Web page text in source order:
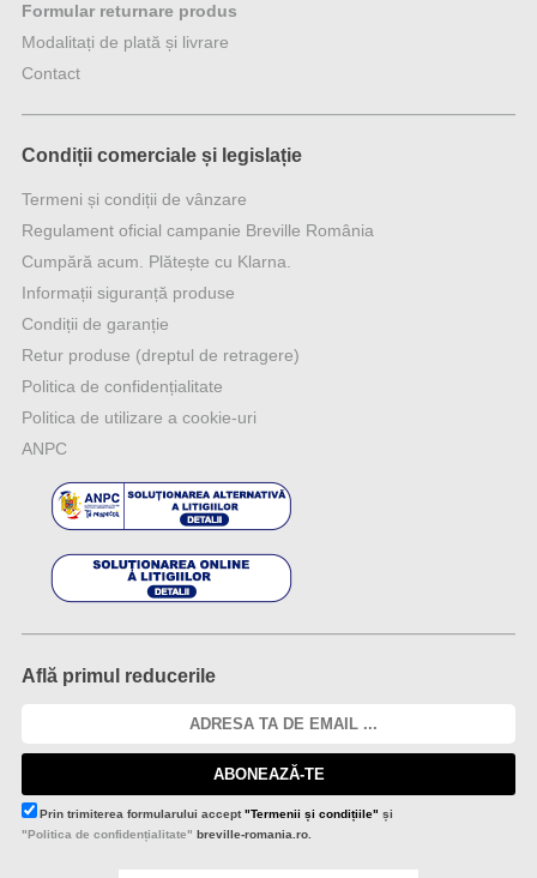
Formular returnare produs
Modalitați de plată și livrare
Contact
Condiții comerciale și legislație
Termeni și condiții de vânzare
Regulament oficial campanie Breville România
Cumpără acum. Plătește cu Klarna.
Informații siguranță produse
Condiții de garanție
Retur produse (dreptul de retragere)
Politica de confidențialitate
Politica de utilizare a cookie-uri
ANPC
Află primul reducerile
ABONEAZĂ-TE
Prin trimiterea formularului accept"Termenii și condițiile" și
"Politica de confidențialitate" breville-romania.ro.